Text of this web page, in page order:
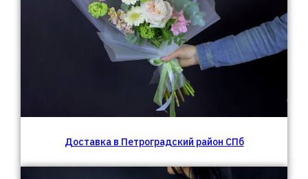
Доставка в Петроградский район СПб